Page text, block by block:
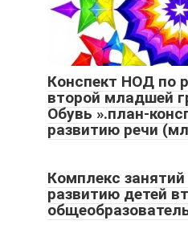
Конспект НОД по
второй младшей
Обувь ».план-
развитию речи
Комплекс
развитию детей